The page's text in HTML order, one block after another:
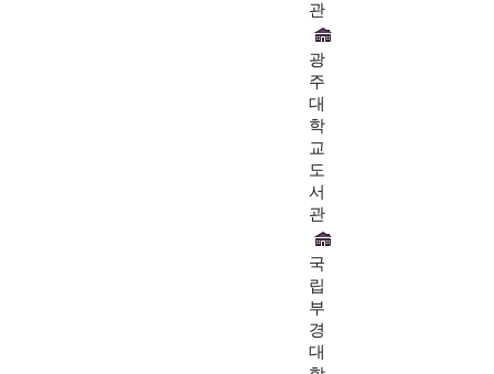
관
광
주
대
학
교
도
서
관
국
립
부
경
대